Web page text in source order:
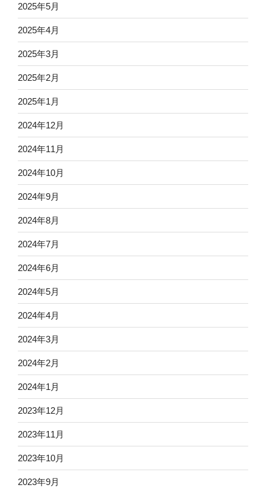
2025年5月
2025年4月
2025年3月
2025年2月
2025年1月
2024年12月
2024年11月
2024年10月
2024年9月
2024年8月
2024年7月
2024年6月
2024年5月
2024年4月
2024年3月
2024年2月
2024年1月
2023年12月
2023年11月
2023年10月
2023年9月